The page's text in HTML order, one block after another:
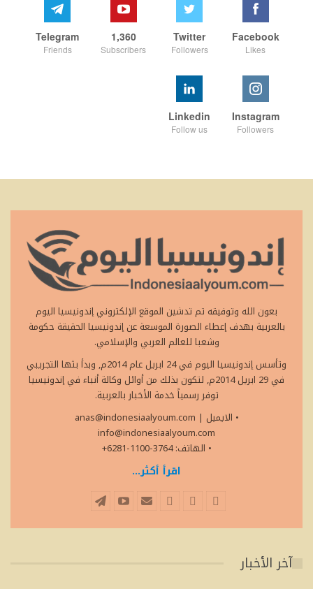
Facebook
Likes
Twitter
Followers
1,360
Subscribers
Telegram
Friends
Instagram
Followers
Linkedin
Follow us
بعون الله وتوفيقه تم تدشين الموقع الإلكتروني إندونيسيا اليوم
بالعربية بهدف إعطاء الصورة الموسعة عن إندونيسيا الحقيقة حكومة
وشعبا للعالم العربي والإسلامي.
وتأسس إندونيسيا اليوم في 24 ابريل عام 2014م, وبدأ بثها التجريبي
في 29 ابريل 2014م, لتكون بذلك من أوائل وكالة أنباء في إندونيسيا
توفر رسمياً خدمة الأخبار بالعربية.
• الايميل
anas@indonesiaalyoum.com |
info@indonesiaalyoum.com
• الهاتف: 3764-1100-6281+
اقرأ أكثر...
آخر الأخبار